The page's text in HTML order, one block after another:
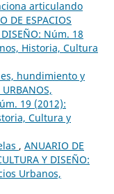
articulando
DE ESPACIOS
DISEÑO: Núm. 18
Historia, Cultura
hundimiento y
19 (2012):
Cultura y
, ANUARIO DE
Y DISEÑO:
Urbanos,